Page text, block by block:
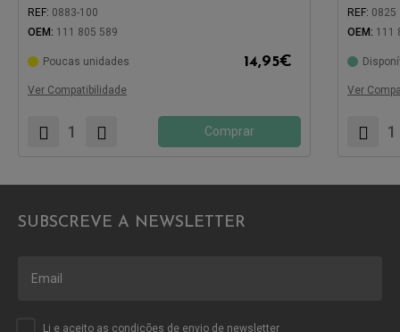
REF: 0883-100
OEM: 111 805 589
Poucas unidades 14,95€
Ver Compatibilidade
Comprar
REF: 0825
OEM: 111
Ver
SUBSCREVE A NEWSLETTER
Li e aceito as condições de envio de newsletter